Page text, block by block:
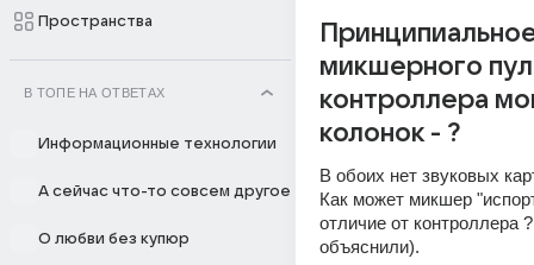
Пространства
В ТОПЕ НА ОТВЕТАХ
Информационные технологии
А сейчас что-то совсем другое
О любви без купюр
микшерного
контроллера
колонок - ?
В обоих нет звуковых
Как может микшер
отличие от контроллера
объяснили).